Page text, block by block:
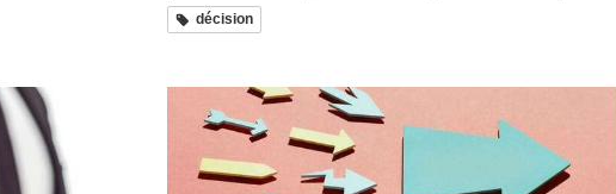
décision